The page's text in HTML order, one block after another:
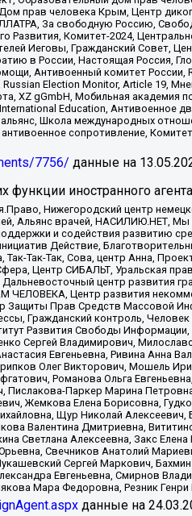
прав человека Крым, Центр
За свободную Россию,
Развития, Комитет-2024,
Иеговы, Гражданский Совет,
в России, Настоящая Россия,
Антивоенный комитет
Election Monitor, Article 19,
XZ gGmbH, Мобильная академия
Education,
Школа международных
сопротивление,
7756/ данные на
иностранного
Нижегородский центр
Альянс врачей, НАСИЛИЮ.НЕТ,
и содействия развитию
Действие,
Так-Так-Так, Сова, центр Анна,
Центр СИБАЛЬТ, Уральская
центр развития
Центр развития
Защиты Прав Средств Массовой
Гражданский контроль,
Развития Свободы
Сергей Владимирович,
Евгеньевна, Ривина Анна
Олег Викторович, Мошель
Романова Ольга
Паркер Марина
Жемкова Елена Борисовна,
Щур Николай
Валентина Дмитриевна,
Светлана Алексеевна, Закс
Свечников Анатолий
Сергей Маркович,
Евгеньевна, Смирнов
Мара Федоровна, Резник
данные на